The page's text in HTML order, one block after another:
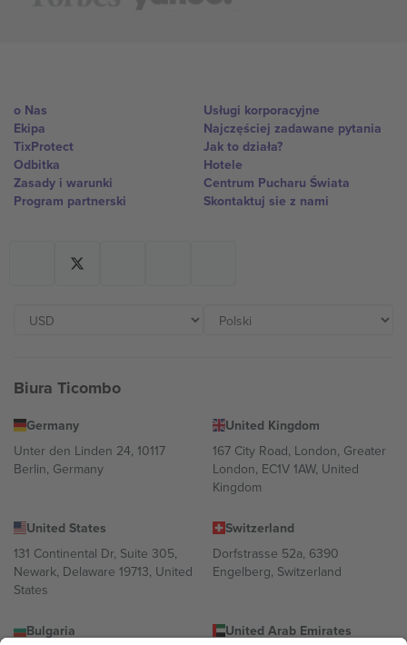
o Nas
Ekipa
TixProtect
Odbitka
Zasady i warunki
Program partnerski
Usługi korporacyjne
Najczęściej zadawane pytania
Jak to działa?
Hotele
Centrum Pucharu Świata
Skontaktuj sie z nami
Biura Ticombo
Germany
Unter den Linden 24, 10117
Berlin, Germany
United Kingdom
167 City Road, London, Greater
London, EC1V 1AW, United
Kingdom
United States
131 Continental Dr, Suite 305,
Newark, Delaware 19713, United
States
Switzerland
Dorfstrasse 52a, 6390
Engelberg, Switzerland
Bulgaria United Arab Emirates